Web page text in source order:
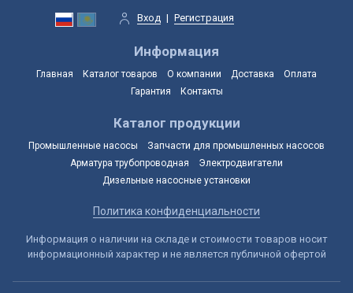
Вход | Регистрация
Информация
Главная Каталог товаров О компании Доставка
Оплата
Гарантия
Контакты
Каталог продукции
Промышленные насосы
Запчасти для промышленных насосов
Арматура трубопроводная
Электродвигатели
Дизельные насосные установки
Политика конфиденциальности
Информация о наличии на складе и стоимости товаров носит
информационный характер и не является публичной офертой